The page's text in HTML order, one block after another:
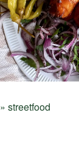
» streetfood